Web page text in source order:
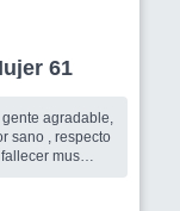
de Tucuman Mujer 61
sano , respecto
sea hombre.